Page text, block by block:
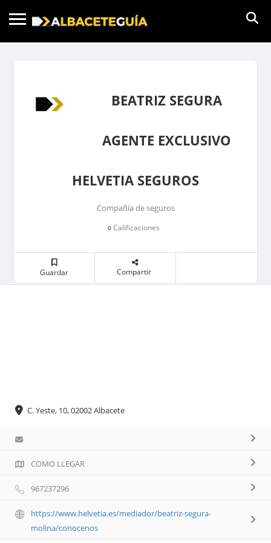
BEATRIZ SEGURA
AGENTE EXCLUSIVO
HELVETIA SEGUROS
Compañía de seguros
0 Calificaciones
Guardar Compartir
C. Yeste, 10, 02002 Albacete
COMO LLEGAR
967237296
https://www.helvetia.es/mediador/beatriz-segura-
molina/conocenos